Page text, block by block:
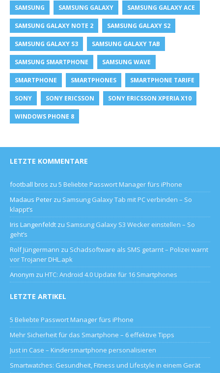
SAMSUNG SAMSUNG GALAXY SAMSUNG GALAXY ACE
SAMSUNG GALAXY NOTE 2 SAMSUNG GALAXY S2
SAMSUNG GALAXY S3 SAMSUNG GALAXY TAB
SAMSUNG SMARTPHONE SAMSUNG WAVE
SMARTPHONE SMARTPHONES SMARTPHONE TARIFE
SONY SONY ERICSSON SONY ERICSSON XPERIA X10
WINDOWS PHONE 8
LETZTE KOMMENTARE
football bros zu 5 Beliebte Passwort Manager fürs iPhone
Madaus Peter zu Samsung Galaxy Tab mit PC verbinden – So
klappt’s
Iris Langenfeldt zu Samsung Galaxy S3 Wecker einstellen – So
geht’s
Rolf Jüngermann zu Schadsoftware als SMS getarnt – Polizei warnt
vor Trojaner DHL.apk
Anonym zu HTC: Android 4.0 Update für 16 Smartphones
LETZTE ARTIKEL
5 Beliebte Passwort Manager fürs iPhone
Mehr Sicherheit für das Smartphone – 6 effektive Tipps
Just in Case – Kindersmartphone personalisieren
Smartwatches: Gesundheit, Fitness und Lifestyle in einem Gerät